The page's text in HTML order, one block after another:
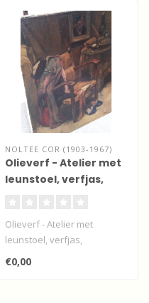
NOLTEE COR (1903-1967)
Olieverf - Atelier met
leunstoel, verfjas,
Olieverf - Atelier met
leunstoel, verfjas,
pantoffels en petje...
€0,00